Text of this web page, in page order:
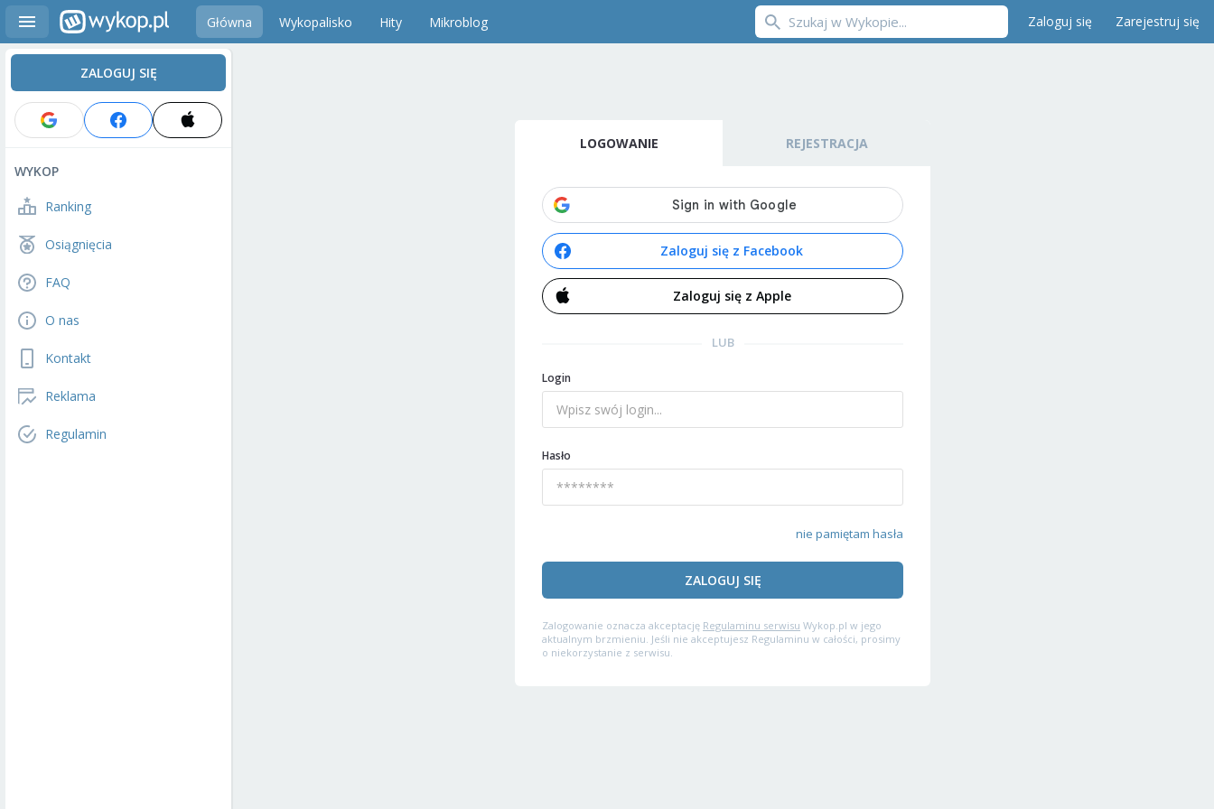
Główna Wykopalisko Hity Mikroblog Zaloguj się Zarejestruj się
ZALOGUJ SIĘ
WYKOP
Ranking
Osiągnięcia
FAQ
O nas
Kontakt
Reklama
Regulamin
LOGOWANIE REJESTRACJA
Zaloguj się z Facebook
Zaloguj się z Apple
LUB
Login
Hasło
nie pamiętam hasła
ZALOGUJ SIĘ
Zalogowanie oznacza akceptację Regulaminu serwisu Wykop.pl w jego
aktualnym brzmieniu. Jeśli nie akceptujesz Regulaminu w całości, prosimy
o niekorzystanie z serwisu.